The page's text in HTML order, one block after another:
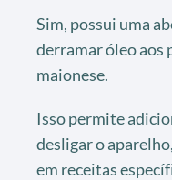
Sim, possui uma
derramar óleo aos
maionese.
Isso permite
desligar o
em receitas